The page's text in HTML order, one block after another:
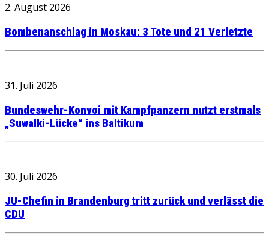
2. August 2026
Bombenanschlag in Moskau: 3 Tote und 21 Verletzte
31. Juli 2026
Bundeswehr-Konvoi mit Kampfpanzern nutzt erstmals
„Suwalki-Lücke“ ins Baltikum
30. Juli 2026
JU-Chefin in Brandenburg tritt zurück und verlässt die
CDU